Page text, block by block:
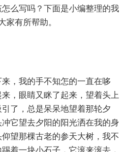
么写吗？下面是小编整理的我
家有所帮助。
，我的手不知怎的一直在哆
，眼睛又眯了起来，望着头上
了，总是呆呆地望着那轮夕
它望去夕阳的阳光洒在我的身
仰望那棵古老的参天大树，我不
着一块小石子，它滚来滚去，